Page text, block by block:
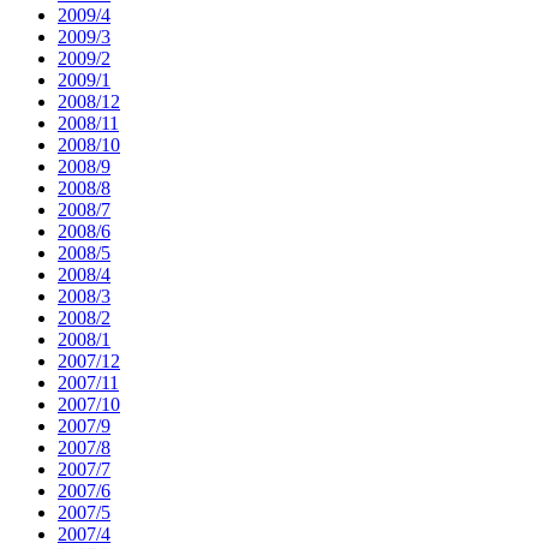
2009/4
2009/3
2009/2
2009/1
2008/12
2008/11
2008/10
2008/9
2008/8
2008/7
2008/6
2008/5
2008/4
2008/3
2008/2
2008/1
2007/12
2007/11
2007/10
2007/9
2007/8
2007/7
2007/6
2007/5
2007/4